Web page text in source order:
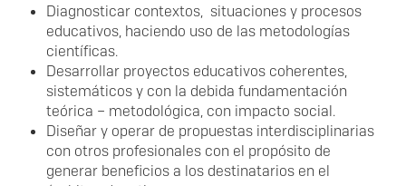
Diagnosticar contextos, situaciones y procesos
educativos, haciendo uso de las metodologías
científicas.
Desarrollar proyectos educativos coherentes,
sistemáticos y con la debida fundamentación
teórica – metodológica, con impacto social.
Diseñar y operar de propuestas interdisciplinarias
con otros profesionales con el propósito de
generar beneficios a los destinatarios en el